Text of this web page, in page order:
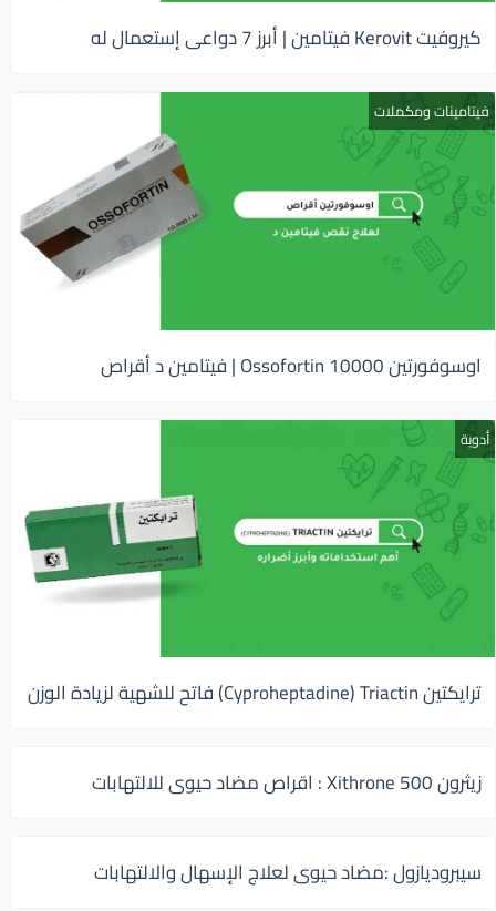
كيروفيت Kerovit فيتامين | أبرز 7 دواعى إستعمال له
فيتامينات ومكملات
اوسوفورتين 10000 Ossofortin | فيتامين د أقراص
أدوية
ترايكتين Cyproheptadine) Triactin) فاتح للشهية لزيادة الوزن
زيثرون 500 Xithrone : اقراص مضاد حيوى للالتهابات
سيبروديازول :مضاد حيوى لعلاج الإسهال والالتهابات